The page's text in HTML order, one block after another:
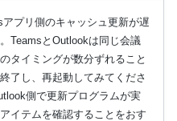
プリ側のキャッシュ更新が遅
TeamsとOutlookは同じ会議
タイミングが数分ずれること
了し、再起動してみてくださ
側で更新プログラムが実
イテムを確認することをおす